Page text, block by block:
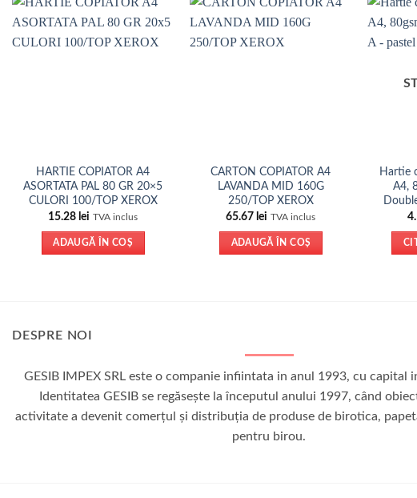
HARTIE COPIATOR A4
ASORTATA PAL 80 GR 20×5
CULORI 100/TOP XEROX
15.28 lei TVA inclus
ADAUGĂ ÎN COȘ
CARTON COPIATOR A4
LAVANDA MID 160G
250/TOP XEROX
65.67 lei TVA inclus
ADAUGĂ ÎN COȘ
Hartie
A4,
DESPRE NOI
GESIB IMPEX SRL este o companie infiintata in anul 1993, cu capital
Identitatea GESIB se regăseşte la începutul anului 1997, când
activitate a devenit comerţul şi distribuţia de produse de birotica,
pentru birou.